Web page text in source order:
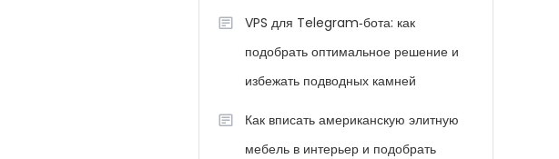
VPS для Telegram‑бота: как
подобрать оптимальное решение и
избежать подводных камней
Как вписать американскую элитную
мебель в интерьер и подобрать